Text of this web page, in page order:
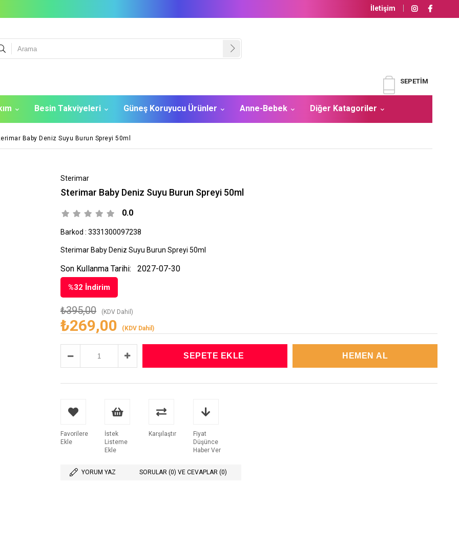
İletişim
SEPETIM
Besin Takviyeleri Güneş Koruyucu Ürünler Anne-Bebek Diğer Katagoriler
Baby Deniz Suyu Burun Spreyi 50ml
Sterimar
Sterimar Baby Deniz Suyu Burun Spreyi 50ml
0.0
Barkod : 3331300097238
Sterimar Baby Deniz Suyu Burun Spreyi 50ml
%32 İndirim
₺395,00 (KDV Dahil)
₺269,00 (KDV Dahil)
Son Kullanma Tarihi: 2027-07-30
Favorilere
Ekle
İstek
Listeme
Ekle
Karşılaştır
Fiyat
Düşünce
Haber Ver
YORUM YAZ SORULAR (0) VE CEVAPLAR (0)